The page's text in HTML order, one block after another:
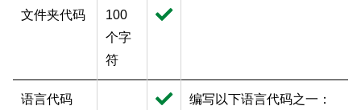
文件夹代码
100
个字
符
语言代码
编写以下语言代码之一：